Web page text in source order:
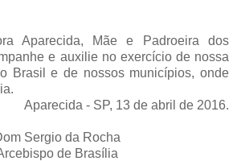
Aparecida, Mãe e Padroeira dos
e auxilie no exercício de nossa
Brasil e de nossos municípios, onde
Aparecida - SP, 13 de abril de 2016.
Sergio da Rocha
de Brasília